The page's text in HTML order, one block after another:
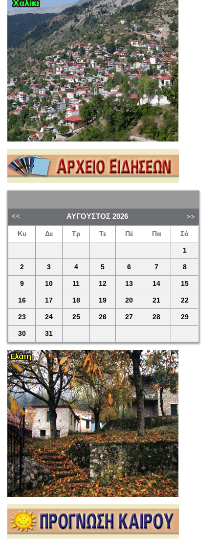
ΑΎΓΟΥΣΤΟΣ 2026
Κυ Δε Τρ Τε Πέ Πα Σά
1
2 3 4 5 6 7 8
9 10 11 12 13 14 15
16 17 18 19 20 21 22
23 24 25 26 27 28 29
30 31